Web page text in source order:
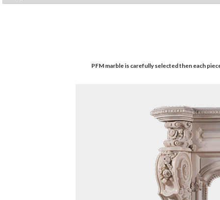
PFM marble is carefully selected then each